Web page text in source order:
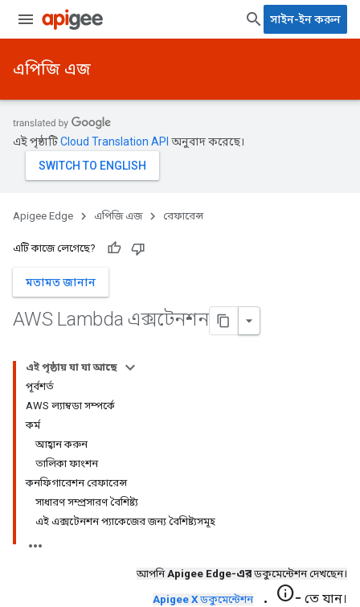
সাইন-ইন করুন
এপিজি এজ
এই পৃষ্ঠাটিCloud Translation API অনুবাদ করেছে।
Apigee Edge এপিজি এজ রেফারেন্স
এটি কাজে লেগেছে?
মতামত জানান
AWS Lambda এক্সটেনশন
এই পৃষ্ঠায় যা যা আছে
পূর্বশর্ত
AWS ল্যাম্বডা সম্পর্কে
কর্ম
আহ্বান করুন
তালিকা ফাংশন
কনফিগারেশন রেফারেন্স
সাধারণ সম্প্রসারণ বৈশিষ্ট্য
এই এক্সটেনশন প্যাকেজের জন্য বৈশিষ্ট্যসমূহ
আপনিApigee Edge-এর ডকুমেন্টেশন দেখছেন।
Apigee X ডকুমেন্টেশন .info- তে যান।